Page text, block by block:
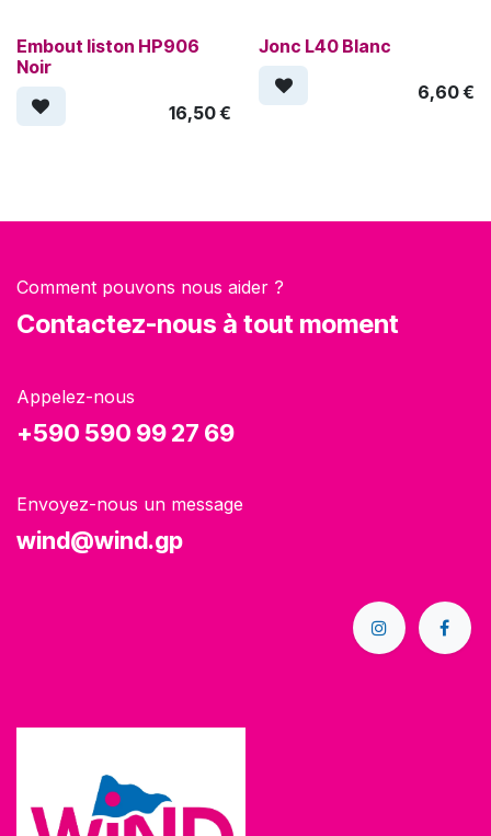
Embout liston HP906
Noir
16,50€
Jonc L40 Blanc
6,60€
Comment pouvons nous aider ?
Contactez-nous à tout moment
Appelez-nous
+590 590 99 27 69
Envoyez-nous un message
wind@wind.gp